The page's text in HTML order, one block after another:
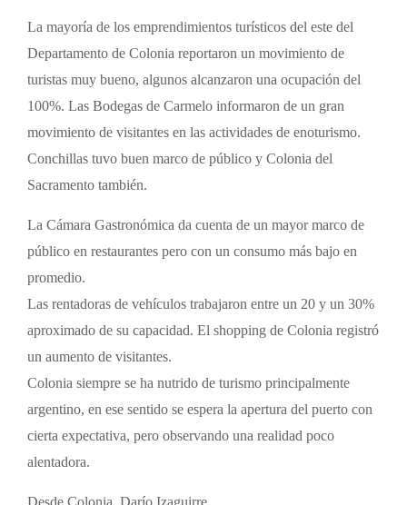
La mayoría de los emprendimientos turísticos del este del
Departamento de Colonia reportaron un movimiento de
turistas muy bueno, algunos alcanzaron una ocupación del
100%. Las Bodegas de Carmelo informaron de un gran
movimiento de visitantes en las actividades de enoturismo.
Conchillas tuvo buen marco de público y Colonia del
Sacramento también.
La Cámara Gastronómica da cuenta de un mayor marco de
público en restaurantes pero con un consumo más bajo en
promedio.
Las rentadoras de vehículos trabajaron entre un 20 y un 30%
aproximado de su capacidad. El shopping de Colonia registró
un aumento de visitantes.
Colonia siempre se ha nutrido de turismo principalmente
argentino, en ese sentido se espera la apertura del puerto con
cierta expectativa, pero observando una realidad poco
alentadora.